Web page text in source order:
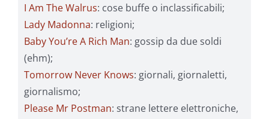
I Am The Walrus: cose buffe o inclassificabili;
Lady Madonna: religioni;
Baby You’re A Rich Man: gossip da due soldi
(ehm);
Tomorrow Never Knows: giornali, giornaletti,
giornalismo;
Please Mr Postman: strane lettere elettroniche,